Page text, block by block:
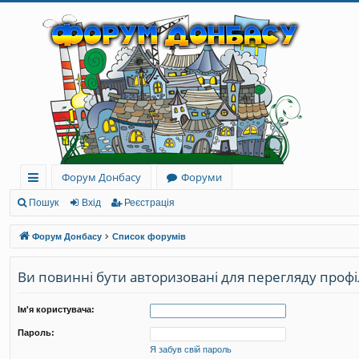
ви
дк
и
й
Форум Донбасу Форуми
Пошук Вхід Реєстрація
Форум Донбасу Список форумів
Ви повинні бути авторизовані для перегляду
Ім'я користувача:
Пароль:
Я забув свій пароль